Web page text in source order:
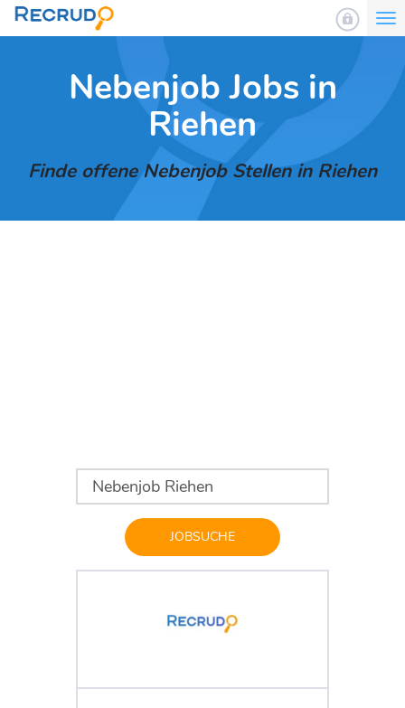
Nebenjob Jobs in
Riehen
Finde offene Nebenjob Stellen in Riehen
JOBSUCHE